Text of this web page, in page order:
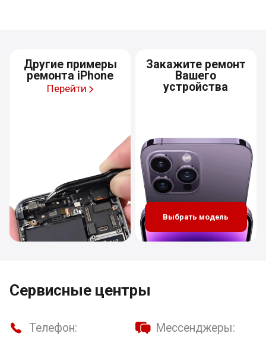
Другие примеры
ремонта iPhone
Перейти
Закажите ремонт
Вашего
устройства
Выбрать модель
Сервисные центры
Телефон:
Мессенджеры: